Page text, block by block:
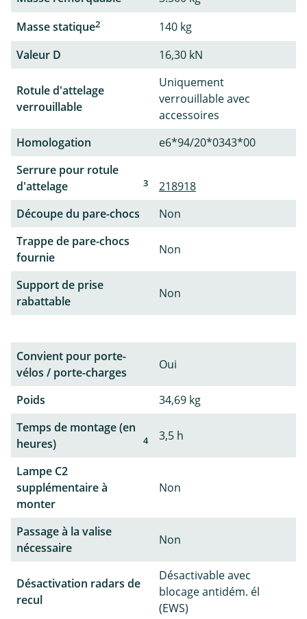
Masse statique2
140 kg
Valeur D
16,30 kN
Rotule d'attelage
verrouillable
Uniquement
verrouillable avec
accessoires
Homologation
e6*94/20*0343*00
Serrure pour rotule
d'attelage
3
218918
Découpe du pare-chocs
Non
Trappe de pare-chocs
fournie
Non
Support de prise
rabattable
Non
Convient pour porte-
vélos / porte-charges
Oui
Poids
34,69 kg
Temps de montage (en
heures)
4 3,5 h
Lampe C2
supplémentaire à
monter
Non
Passage à la valise
nécessaire
Non
Désactivation radars de
recul
Désactivable avec
blocage antidém. él
(EWS)